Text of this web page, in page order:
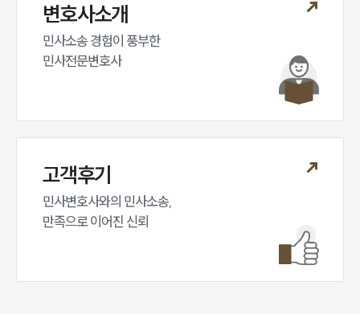
변호사소개
민사소송 경험이 풍부한
민사전문변호사
고객후기
민사변호사와의 민사소송,
만족으로 이어진 신뢰